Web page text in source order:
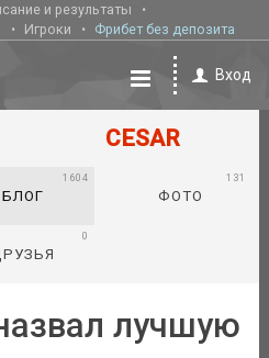
и результаты
Игроки Фрибет без депозита
Вход
CESAR
БЛОГ
1604
ФОТО
131
0
лучшую